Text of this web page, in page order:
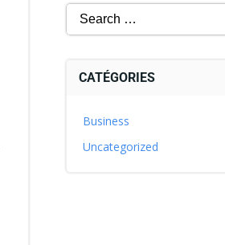
CATÉGORIES
Business
Uncategorized